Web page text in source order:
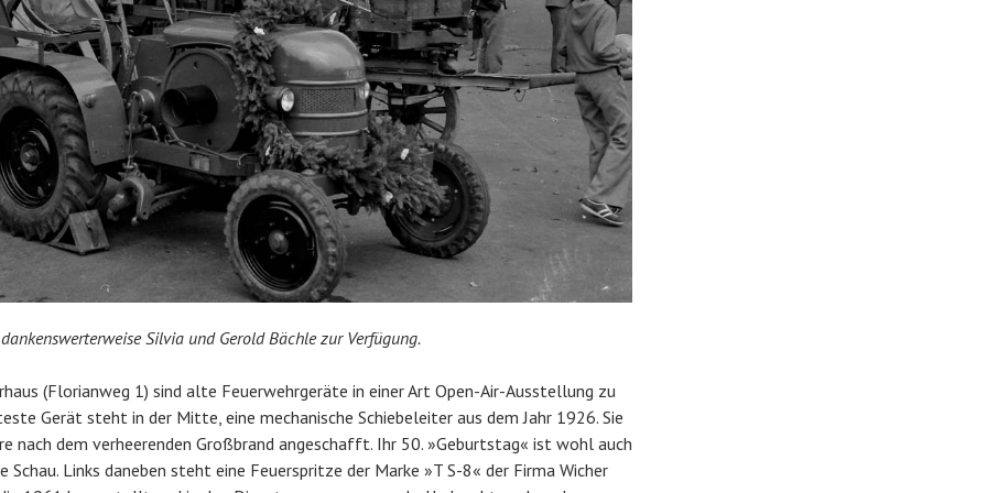
Silvia und Gerold Bächle zur Verfügung.
(Florianweg 1) sind alte Feuerwehrgeräte in einer Art Open-Air-Ausstellung zu
Gerät steht in der Mitte, eine mechanische Schiebeleiter aus dem Jahr 1926. Sie
nach dem verheerenden Großbrand angeschafft. Ihr 50. »Geburtstag« ist wohl auch
Schau. Links daneben steht eine Feuerspritze der Marke »T S-8« der Firma Wicher